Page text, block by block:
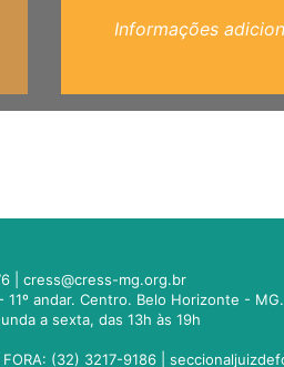
Informações
|cress@cress-mg.org.br
11º andar. Centro. Belo Horizonte -
a sexta, das 13h às 19h
FORA: (32) 3217-9186 |